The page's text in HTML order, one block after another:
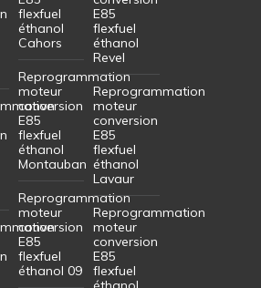
flexfuel
éthanol
Cahors
Reprogrammation
moteur
conversion
E85
flexfuel
éthanol
Montauban
Reprogrammation
moteur
conversion
E85
flexfuel
éthanol 09
E85
flexfuel
éthanol
Revel
Reprogrammation
moteur
conversion
E85
flexfuel
éthanol
Lavaur
Reprogrammation
moteur
conversion
E85
flexfuel